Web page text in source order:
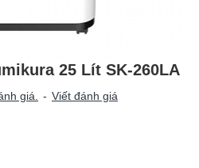
25 Lít SK-260LA
giá. - Viết đánh giá